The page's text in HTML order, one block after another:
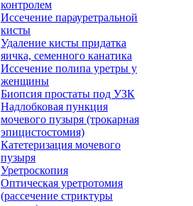
контролем
Иссечение парауретральной
кисты
Удаление кисты придатка
яичка, семенного канатика
Иссечение полипа уретры у
женщины
Биопсия простаты под УЗК
Надлобковая пункция
мочевого пузыря (трокарная
эпицистостомия)
Катетеризация мочевого
пузыря
Уретроскопия
Оптическая уретротомия
(рассечение стриктуры